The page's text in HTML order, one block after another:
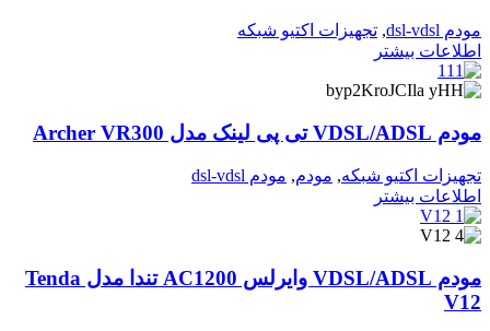
مودم dsl-vdsl , تجهیزات اکتیو شبکه
اطلاعات بیشتر
مودم VDSL/ADSL تی پی لینک مدل Archer VR300
تجهیزات اکتیو شبکه, مودم, مودم dsl-vdsl
اطلاعات بیشتر
مودم VDSL/ADSL وایرلس AC1200 تندا مدل Tenda
V12